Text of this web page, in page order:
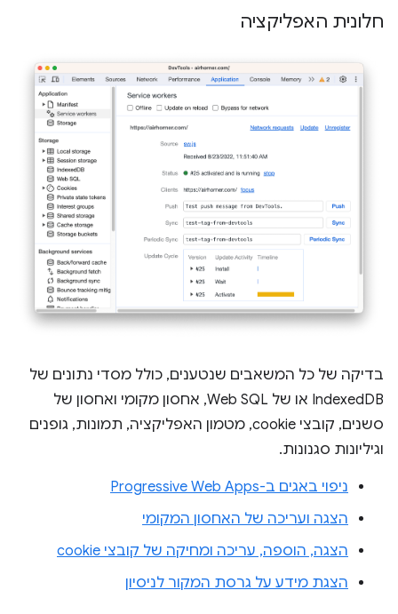
חלונית האפליקציה
בדיקה של כל המשאבים שנטענים, כולל מסדי נתונים של
IndexedDB או של Web SQL, אחסון מקומי ואחסון של
סשנים, קובצי cookie, מטמון האפליקציה, תמונות, גופנים
וגיליונות סגנונות.
ניפוי באגים ב-Progressive Web Apps
הצגה ועריכה של האחסון המקומי
הצגה, הוספה, עריכה ומחיקה של קובצי cookie
הצגת מידע על גרסת המקור לניסיון